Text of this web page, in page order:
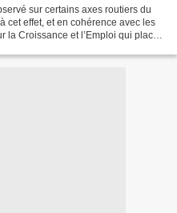
sur certains axes routiers du
cet effet, et en cohérence avec les
Croissance et l’Emploi qui place